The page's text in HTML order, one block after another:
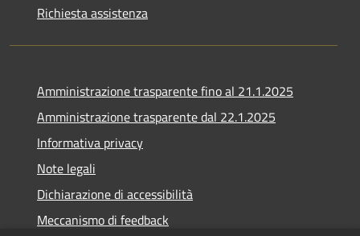
Richiesta assistenza
Amministrazione trasparente fino al 21.1.2025
Amministrazione trasparente dal 22.1.2025
Informativa privacy
Note legali
Dichiarazione di accessibilità
Meccanismo di feedback